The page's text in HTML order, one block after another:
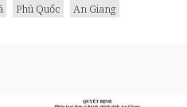
Phú Quốc
An Giang